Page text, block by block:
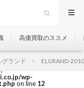
wp-
on line 12
高価買取のススメ
グランド ELGRAND-